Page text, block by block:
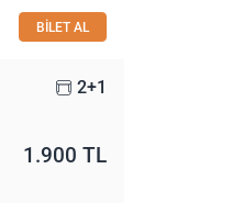
BİLET AL
2+1
1.900 TL